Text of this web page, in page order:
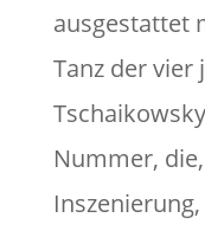
ausgestattet
Tanz der vier
Nummer,